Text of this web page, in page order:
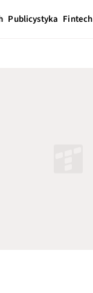
Publicystyka Fintech